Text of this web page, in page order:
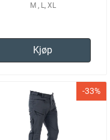
M , L, XL
Kjøp
-33%